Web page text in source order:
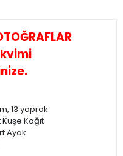
13 yaprak
Kağıt
Ayak